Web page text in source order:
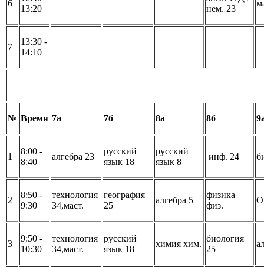
6
13:20
нем. 23
7
13:30 -
14:10
№ Время 7а 7б 8а 8б
1
8:00 -
8:40
алгебра 23
русский
язык 18
русский
язык 8
инф. 24
2
8:50 -
9:30
технология
34,маст.
география
25
алгебра 5
физика
физ.
3
9:50 -
10:30
технология
34,маст.
русский
язык 18
химия хим.
биология
25